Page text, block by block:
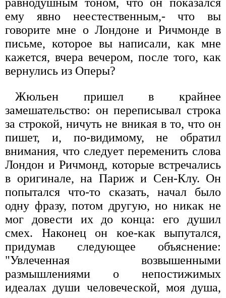
ему явно неестественным,- что вы
говорите мне о Лондоне и Ричмонде в
письме, которое вы написали, как мне
кажется, вчера вечером, после того, как
вернулись из Оперы?
Жюльен пришел в крайнее
замешательство: он переписывал строка
за строкой, ничуть не вникая в то, что он
пишет, и, по-видимому, не обратил
внимания, что следует переменить слова
Лондон и Ричмонд, которые встречались
в оригинале, на Париж и Сен-Клу. Он
попытался что-то сказать, начал было
одну фразу, потом другую, но никак не
мог довести их до конца: его душил
смех. Наконец он кое-как выпутался,
придумав следующее объяснение:
"Увлеченная возвышенными
размышлениями о непостижимых
идеалах души человеческой, моя душа,